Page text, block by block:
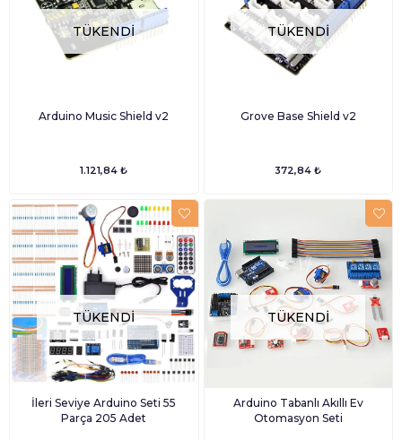
TÜKENDI
Arduino Music Shield v2
1.121,84 ₺
TÜKENDI
Grove Base Shield v2
372,84 ₺
TÜKENDI
İleri Seviye Arduino Seti 55
Parça 205 Adet
TÜKENDI
Arduino Tabanlı Akıllı Ev
Otomasyon Seti